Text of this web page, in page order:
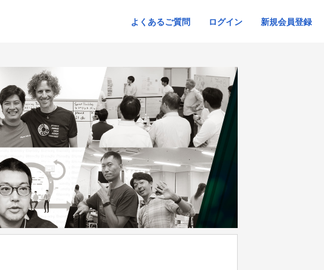
よくあるご質問 ログイン 新規会員登録